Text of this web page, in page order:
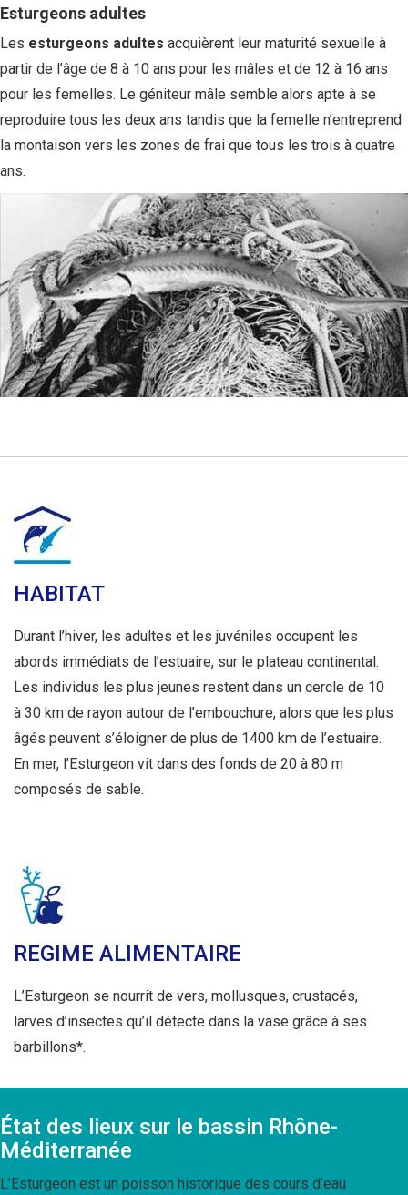
Esturgeons adultes
Les esturgeons adultes acquièrent leur maturité sexuelle à
partir de l’âge de 8 à 10 ans pour les mâles et de 12 à 16 ans
pour les femelles. Le géniteur mâle semble alors apte à se
reproduire tous les deux ans tandis que la femelle n’entreprend
la montaison vers les zones de frai que tous les trois à quatre
ans.
HABITAT
Durant l’hiver, les adultes et les juvéniles occupent les
abords immédiats de l’estuaire, sur le plateau continental.
Les individus les plus jeunes restent dans un cercle de 10
à 30 km de rayon autour de l’embouchure, alors que les plus
âgés peuvent s’éloigner de plus de 1400 km de l’estuaire.
En mer, l’Esturgeon vit dans des fonds de 20 à 80 m
composés de sable.
REGIME ALIMENTAIRE
L’Esturgeon se nourrit de vers, mollusques, crustacés,
larves d’insectes qu’il détecte dans la vase grâce à ses
barbillons*.
État des lieux sur le bassin Rhône-
Méditerranée
L’Esturgeon est un poisson historique des cours d’eau